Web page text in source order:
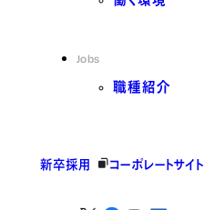
Jobs
職種紹介
新卒採用 コーポレートサイト